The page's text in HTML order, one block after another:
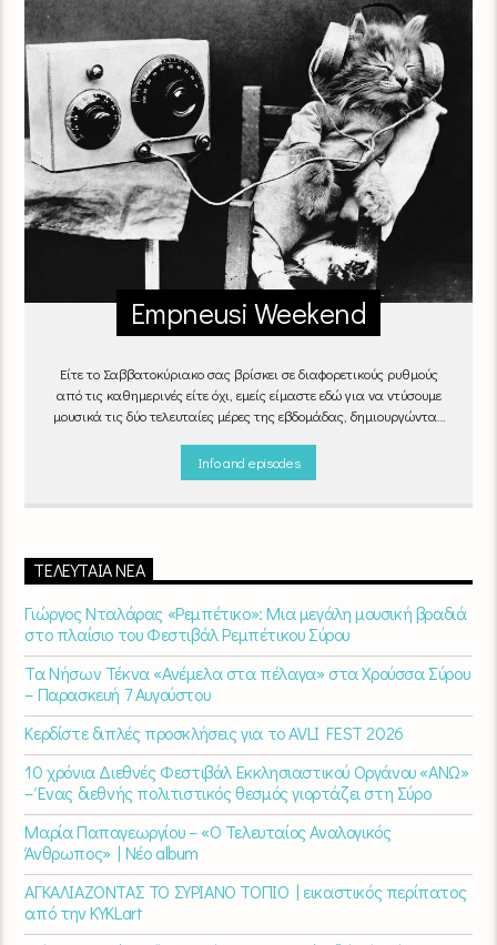
Empneusi Weekend
Είτε το Σαββατοκύριακο σας βρίσκει σε διαφορετικούς ρυθμούς
από τις καθημερινές είτε όχι, εμείς είμαστε εδώ για να ντύσουμε
μουσικά τις δύο τελευταίες μέρες της εβδομάδας, δημιουργώντας
Info and episodes
ΤΕΛΕΥΤΑΊΑ ΝΈΑ
Γιώργος Νταλάρας «Ρεμπέτικο»: Μια μεγάλη μουσική βραδιά
στο πλαίσιο του Φεστιβάλ Ρεμπέτικου Σύρου
Τα Νήσων Τέκνα «Ανέμελα στα πέλαγα» στα Χρούσσα Σύρου
– Παρασκευή 7 Αυγούστου
Κερδίστε διπλές προσκλήσεις για το AVLI FEST 2026
10 χρόνια Διεθνές Φεστιβάλ Εκκλησιαστικού Οργάνου «ΑΝΩ»
– Ένας διεθνής πολιτιστικός θεσμός γιορτάζει στη Σύρο​
Μαρία Παπαγεωργίου – «Ο Τελευταίος Αναλογικός
Άνθρωπος» | Νέο album
ΑΓΚΑΛΙΑΖΟΝΤΑΣ ΤΟ ΣΥΡΙΑΝΟ ΤΟΠΙΟ | εικαστικός περίπατος
από την KYKLart